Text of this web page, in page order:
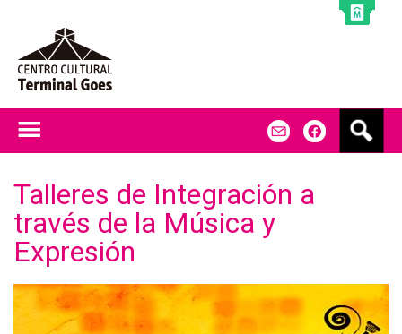
Talleres de Integración a
través de la Música y
Expresión
s